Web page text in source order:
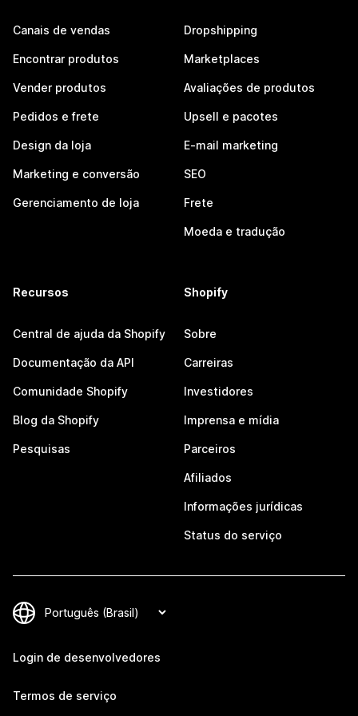
Canais de vendas
Encontrar produtos
Vender produtos
Pedidos e frete
Design da loja
Marketing e conversão
Gerenciamento de loja
Dropshipping
Marketplaces
Avaliações de produtos
Upsell e pacotes
E-mail marketing
SEO
Frete
Moeda e tradução
Recursos
Central de ajuda da Shopify
Documentação da API
Comunidade Shopify
Blog da Shopify
Pesquisas
Shopify
Sobre
Carreiras
Investidores
Imprensa e mídia
Parceiros
Afiliados
Informações jurídicas
Status do serviço
Login de desenvolvedores
Termos de serviço